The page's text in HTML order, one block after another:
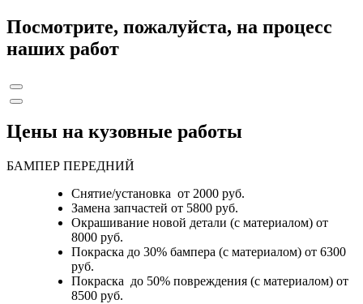
Посмотрите, пожалуйста, на процесс
наших работ
Цены на кузовные работы
БАМПЕР ПЕРЕДНИЙ
Снятие/установка от 2000 руб.
Замена запчастей от 5800 руб.
Окрашивание новой детали (с материалом) от
8000 руб.
Покраска до 30% бампера (с материалом) от 6300
руб.
Покраска до 50% повреждения (с материалом) от
8500 руб.